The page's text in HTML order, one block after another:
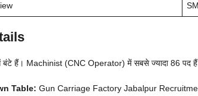
हैं। Machinist (CNC Operator) में सबसे ज्यादा 86 पद
Table: Gun Carriage Factory Jabalpur